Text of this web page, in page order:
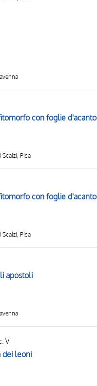
con foglie d'acanto
Pisa
con foglie d'acanto
Pisa
apostoli
V
dei leoni